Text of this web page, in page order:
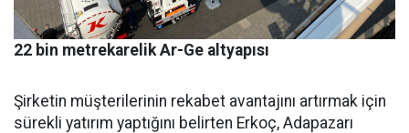
22 bin metrekarelik Ar-Ge altyapısı
Şirketin müşterilerinin reka­bet avantajını artırmak için
sü­rekli yatırım yaptığını belirten Erkoç, Adapazarı